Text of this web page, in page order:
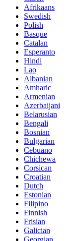
Afrikaans
Swedish
Polish
Basque
Catalan
Esperanto
Hindi
Lao
Albanian
Amharic
Armenian
Azerbaijani
Belarusian
Bengali
Bosnian
Bulgarian
Cebuano
Chichewa
Corsican
Croatian
Dutch
Estonian
Filipino
Finnish
Frisian
Galician
Georgian